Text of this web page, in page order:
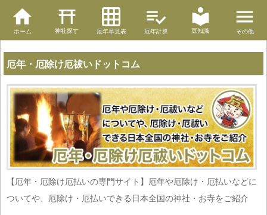
ホーム 神社探す 厄年早見表 厄年計算 豆知識 その他
厄年・厄除け厄祓いドットコム
【厄年・厄除け厄払いの専門サイト】厄年や厄除け・厄払いなどに
ついてや、厄除け・厄払いできる日本全国の神社・お寺をご紹介